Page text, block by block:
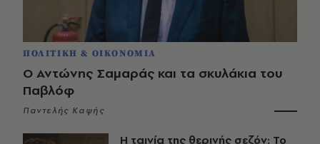
ΠΟΛΙΤΙΚΗ & ΟΙΚΟΝΟΜΙΑ
Ο Αντώνης Σαμαράς και τα σκυλάκια του
Παβλόφ
Παντελής Καψής
Η ταινία της θερινής σεζόν: Το